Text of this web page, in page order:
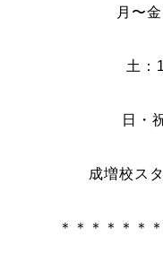
月〜
土：
日・
成増校ス
＊＊＊＊＊＊